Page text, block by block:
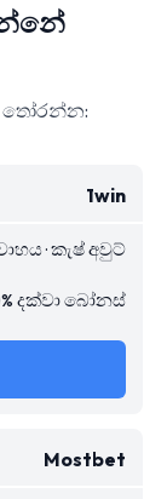
තෝරන්න:
1win
· කැෂ් අවුට්
දක්වා බෝනස්
Mostbet